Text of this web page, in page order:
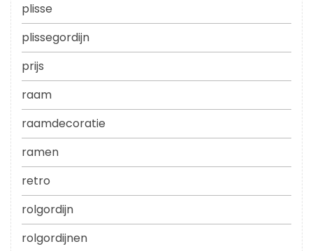
plisse
plissegordijn
prijs
raam
raamdecoratie
ramen
retro
rolgordijn
rolgordijnen